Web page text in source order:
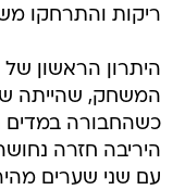
ריקות והתרחקו
היתרון הראשון של
המשחק, שהייתה
כשהחבורה במדים
היריבה חזרה
עם שני שערים